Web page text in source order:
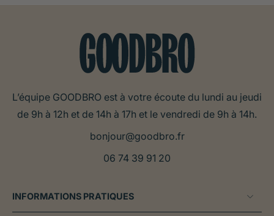
L’équipe GOODBRO est à votre écoute du lundi au jeudi
de 9h à 12h et de 14h à 17h et le vendredi de 9h à 14h.
bonjour@goodbro.fr
06 74 39 91 20
INFORMATIONS PRATIQUES